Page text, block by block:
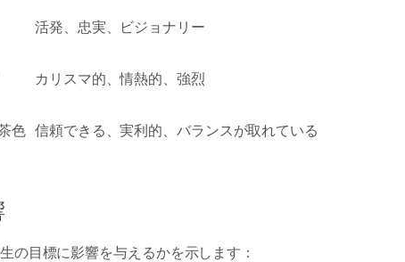
活発、忠実、ビジョナリー
カリスマ的、情熱的、強烈
色 信頼できる、実利的、バランスが取れている
の目標に影響を与えるかを示します：